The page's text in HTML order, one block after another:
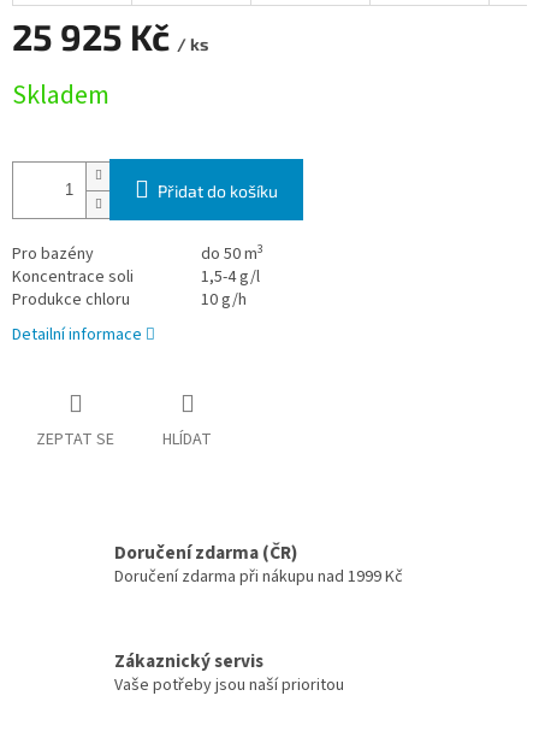
25 925 Kč / ks
Skladem
Přidat do košíku
Pro bazény do 50 m3
Koncentrace soli
1,5-4 g/l
Produkce chloru
10 g/h
Detailní informace
ZEPTAT SE HLÍDAT
Doručení zdarma (ČR)
Doručení zdarma při nákupu nad 1999 Kč
Zákaznický servis
Vaše potřeby jsou naší prioritou